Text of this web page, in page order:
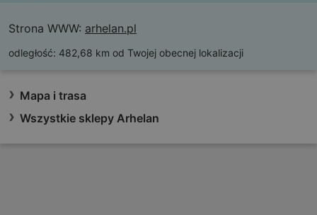
Strona WWW: arhelan.pl
odległość: 482,68 km od Twojej obecnej lokalizacji
Mapa i trasa
Wszystkie sklepy Arhelan